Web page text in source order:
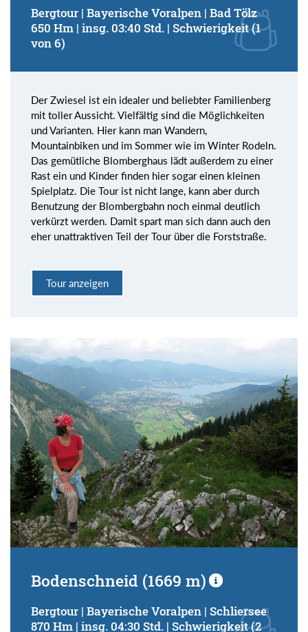
Bergtour | Bayerische Voralpen | Bad Tölz
650 Hm | insg. 03:40 Std. | Schwierigkeit (1
von 6)
Der Zwiesel ist ein idealer und beliebter Familienberg
mit toller Aussicht. Vielfältig sind die Möglichkeiten
und Varianten. Hier kann man Wandern,
Mountainbiken und im Sommer wie im Winter Rodeln.
Das gemütliche Blomberghaus lädt außerdem zu einer
Rast ein und Kinder finden hier sogar einen kleinen
Spielplatz. Die Tour ist nicht lange, kann aber durch
Benutzung der Blombergbahn noch einmal deutlich
verkürzt werden. Damit spart man sich dann auch den
eher unattraktiven Teil der Tour über die Forststraße.
Tour anzeigen
Bodenschneid (1669 m)
Bergtour | Bayerische Voralpen | Schliersee
870 Hm | insg. 04:30 Std. | Schwierigkeit (2